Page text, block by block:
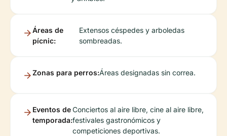
Áreas de
pícnic:
Extensos céspedes y arboledas
sombreadas.
Zonas para perros:Áreas designadas sin correa.
Eventos de
temporada:
Conciertos al aire libre, cine al aire libre,
festivales gastronómicos y
competiciones deportivas.